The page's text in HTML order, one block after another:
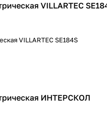
VILLARTEC
VILLARTEC SE184S
ИНТЕРСКОЛ